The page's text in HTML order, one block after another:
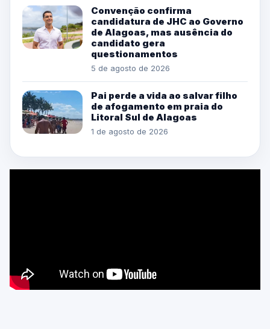
Convenção confirma
candidatura de JHC ao Governo
de Alagoas, mas ausência do
candidato gera
questionamentos
5 de agosto de 2026
Pai perde a vida ao salvar filho
de afogamento em praia do
Litoral Sul de Alagoas
1 de agosto de 2026